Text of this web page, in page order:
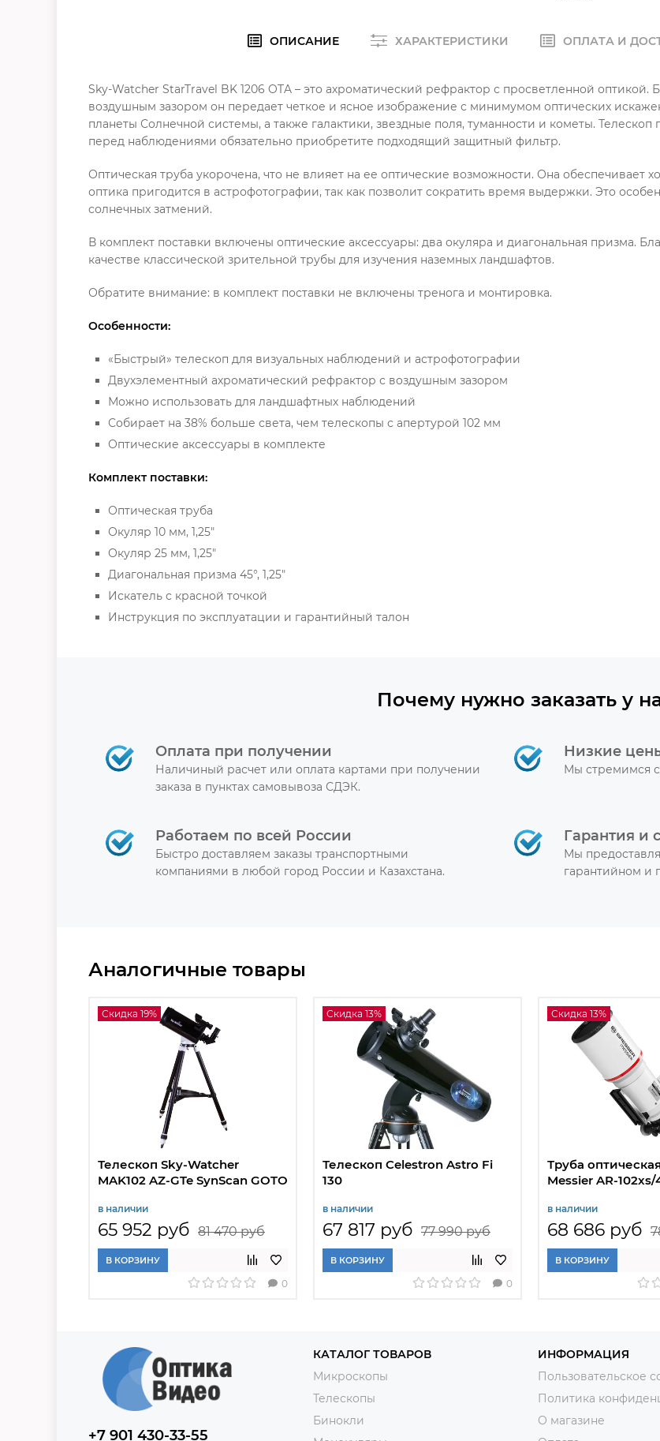
ОПИСАНИЕ ХАРАКТЕРИСТИКИ ОПЛАТА И
Sky-Watcher StarTravel BK 1206 OTA – это ахроматический рефрактор с просветленной оптикой.
воздушным зазором он передает четкое и ясное изображение с минимумом оптических
планеты Солнечной системы, а также галактики, звездные поля, туманности и кометы.
перед наблюдениями обязательно приобретите подходящий защитный фильтр.
Оптическая труба укорочена, что не влияет на ее оптические возможности. Она обеспечивает
оптика пригодится в астрофотографии, так как позволит сократить время выдержки. Это
солнечных затмений.
В комплект поставки включены оптические аксессуары: два окуляра и диагональная призма.
качестве классической зрительной трубы для изучения наземных ландшафтов.
Обратите внимание: в комплект поставки не включены тренога и монтировка.
Особенности:
«Быстрый» телескоп для визуальных наблюдений и астрофотографии
Двухэлементный ахроматический рефрактор с воздушным зазором
Можно использовать для ландшафтных наблюдений
Собирает на 38% больше света, чем телескопы с апертурой 102 мм
Оптические аксессуары в комплекте
Комплект поставки:
Оптическая труба
Окуляр 10 мм, 1,25"
Окуляр 25 мм, 1,25"
Диагональная призма 45°, 1,25"
Искатель с красной точкой
Инструкция по эксплуатации и гарантийный талон
Почему нужно заказать у
Оплата при получении
Наличиный расчет или оплата картами при получении
заказа в пунктах самовывоза СДЭК.
Низкие
Мы стремимся
Работаем по всей России
Быстро доставляем заказы транспортными
компаниями в любой город России и Казахстана.
Гарантия и
Мы
гарантийном и
Аналогичные товары
Скидка 19%
Телескоп Sky-Watcher
MAK102 AZ-GTe SynScan GOTO
в наличии
65 952 руб 81 470 руб
В КОРЗИНУ
0
Скидка 13%
Телескоп Celestron Astro Fi
130
в наличии
67 817 руб 77 990 руб
В КОРЗИНУ
0
Скидка 13%
Труба
Messier AR-
в наличии
68 686 руб
В КОРЗИНУ
+7 901 430-33-55
КАТАЛОГ ТОВАРОВ
Микроскопы
Телескопы
Бинокли
ИНФОРМАЦИЯ
Пользовательское
Политика
О магазине